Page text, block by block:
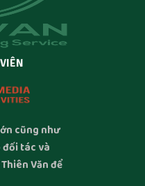
cũng như
tác và
Văn để